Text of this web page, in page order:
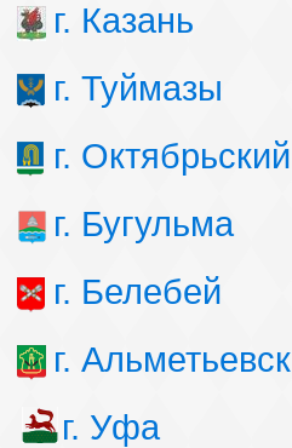
г. Казань
г. Туймазы
г. Октябрьский
г. Бугульма
г. Белебей
г. Альметьевск
г. Уфа